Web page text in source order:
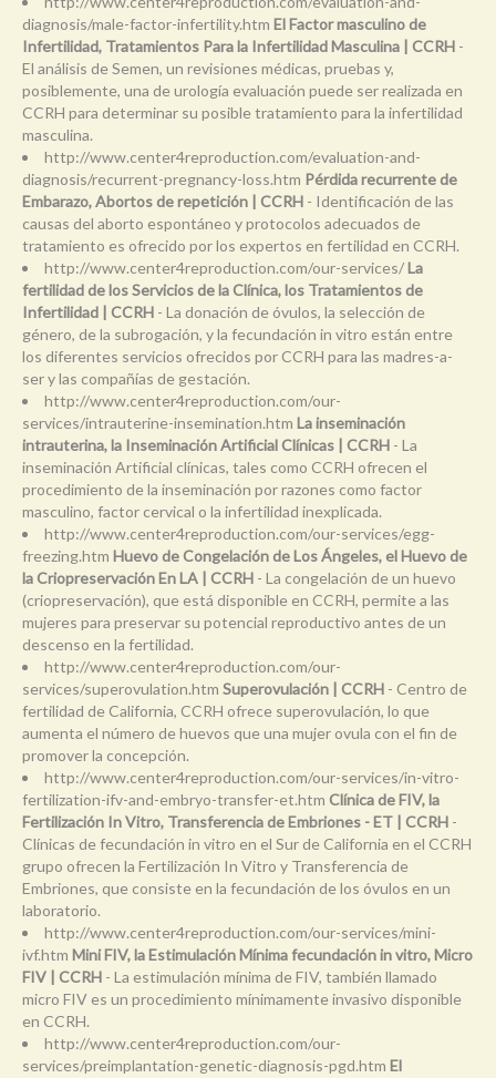
diagnosis/male-factor-infertility.htm El Factor masculino de
Infertilidad, Tratamientos Para la Infertilidad Masculina | CCRH -
El análisis de Semen, un revisiones médicas, pruebas y,
posiblemente, una de urología evaluación puede ser realizada en
CCRH para determinar su posible tratamiento para la infertilidad
masculina.
http://www.center4reproduction.com/evaluation-and-
diagnosis/recurrent-pregnancy-loss.htm Pérdida recurrente de
Embarazo, Abortos de repetición | CCRH - Identificación de las
causas del aborto espontáneo y protocolos adecuados de
tratamiento es ofrecido por los expertos en fertilidad en CCRH.
http://www.center4reproduction.com/our-services/La
fertilidad de los Servicios de la Clínica, los Tratamientos de
Infertilidad | CCRH - La donación de óvulos, la selección de
género, de la subrogación, y la fecundación in vitro están entre
los diferentes servicios ofrecidos por CCRH para las madres-a-
ser y las compañías de gestación.
http://www.center4reproduction.com/our-
services/intrauterine-insemination.htm La inseminación
intrauterina, la Inseminación Artificial Clínicas | CCRH - La
inseminación Artificial clínicas, tales como CCRH ofrecen el
procedimiento de la inseminación por razones como factor
masculino, factor cervical o la infertilidad inexplicada.
http://www.center4reproduction.com/our-services/egg-
freezing.htm Huevo de Congelación de Los Ángeles, el Huevo de
la Criopreservación En LA | CCRH - La congelación de un huevo
(criopreservación), que está disponible en CCRH, permite a las
mujeres para preservar su potencial reproductivo antes de un
descenso en la fertilidad.
http://www.center4reproduction.com/our-
services/superovulation.htm Superovulación | CCRH - Centro de
fertilidad de California, CCRH ofrece superovulación, lo que
aumenta el número de huevos que una mujer ovula con el fin de
promover la concepción.
http://www.center4reproduction.com/our-services/in-vitro-
fertilization-ifv-and-embryo-transfer-et.htm Clínica de FIV, la
Fertilización In Vitro, Transferencia de Embriones - ET | CCRH -
Clínicas de fecundación in vitro en el Sur de California en el CCRH
grupo ofrecen la Fertilización In Vitro y Transferencia de
Embriones, que consiste en la fecundación de los óvulos en un
laboratorio.
http://www.center4reproduction.com/our-services/mini-
ivf.htm Mini FIV, la Estimulación Mínima fecundación in vitro, Micro
FIV | CCRH - La estimulación mínima de FIV, también llamado
micro FIV es un procedimiento mínimamente invasivo disponible
en CCRH.
http://www.center4reproduction.com/our-
services/preimplantation-genetic-diagnosis-pgd.htm El